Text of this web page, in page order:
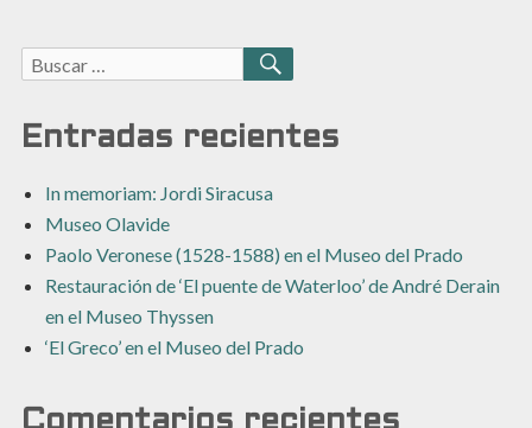
Buscar:
BUSCAR
Entradas recientes
In memoriam: Jordi Siracusa
Museo Olavide
Paolo Veronese (1528-1588) en el Museo del Prado
Restauración de ‘El puente de Waterloo’ de André Derain
en el Museo Thyssen
‘El Greco’ en el Museo del Prado